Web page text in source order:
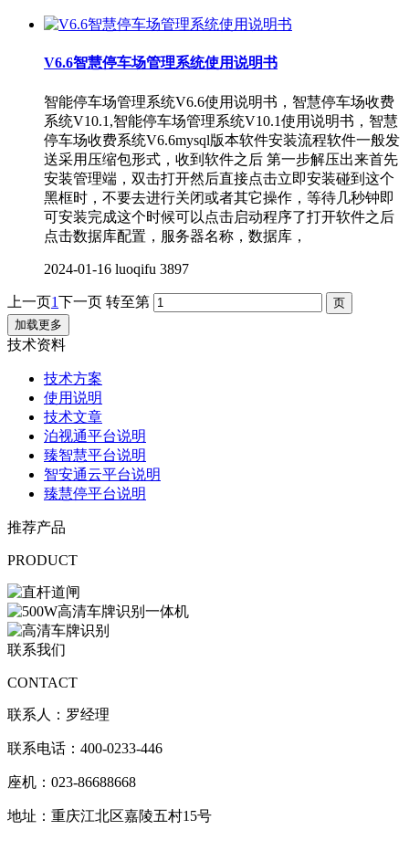
V6.6智慧停车场管理系统使用说明书
智能停车场管理系统V6.6使用说明书，智慧停车场收费
系统V10.1,智能停车场管理系统V10.1使用说明书，智慧
停车场收费系统V6.6mysql版本软件安装流程软件一般发
送采用压缩包形式，收到软件之后 第一步解压出来首先
安装管理端，双击打开然后直接点击立即安装碰到这个
黑框时，不要去进行关闭或者其它操作，等待几秒钟即
可安装完成这个时候可以点击启动程序了打开软件之后
点击数据库配置，服务器名称，数据库，
2024-01-16 luoqifu 3897
上一页1下一页 转至第
加载更多
技术资料
技术方案
使用说明
技术文章
泊视通平台说明
臻智慧平台说明
智安通云平台说明
臻慧停平台说明
推荐产品
PRODUCT
联系我们
CONTACT
联系人：罗经理
联系电话：400-0233-446
座机：023-86688668
地址：重庆江北区嘉陵五村15号